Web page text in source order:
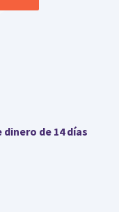
dinero de 14 días